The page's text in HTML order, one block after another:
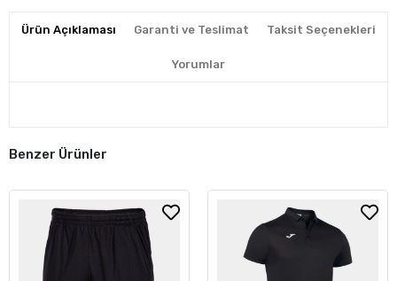
Ürün Açıklaması Garanti ve Teslimat Taksit Seçenekleri
Yorumlar
Benzer Ürünler